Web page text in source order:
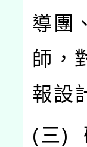
導團
師，
報設
(三)